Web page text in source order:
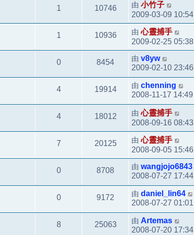
1 10746 由 小竹子
2009-03-09 10:54
1 10936 由心靈捕手
2009-02-25 05:38
0 8454 由 v8yw
2009-02-10 23:46
4 19914 由 chenning
2008-11-17 14:49
4 18012 由心靈捕手
2008-09-16 08:43
7 20125 由心靈捕手
2008-09-05 15:46
0 8708 由 wangjojo6843
2008-07-27 17:44
0 9172 由 daniel_lin64
2008-07-27 01:01
8 25063 由 Artemas
2008-07-20 17:34